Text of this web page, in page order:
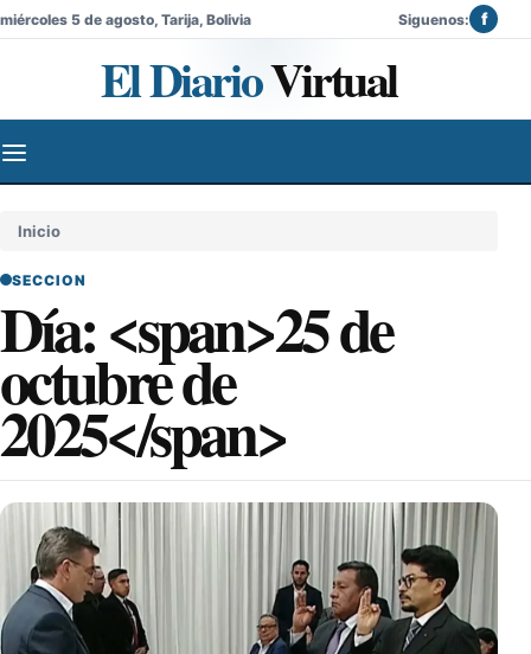
miércoles 5 de agosto, Tarija, Bolivia Siguenos: f
El DiarioVirtual
Inicio
SECCION
Día: <span>25 de
octubre de
2025</span>